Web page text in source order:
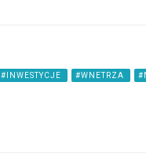
#INWESTYCJE #WNETRZA